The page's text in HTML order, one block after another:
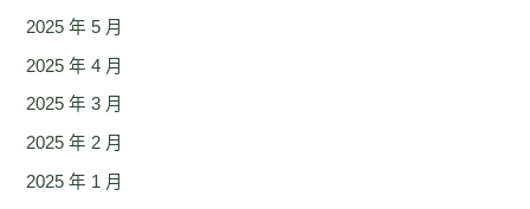
2025 年 5 月
2025 年 4 月
2025 年 3 月
2025 年 2 月
2025 年 1 月